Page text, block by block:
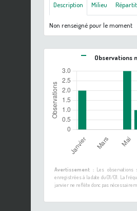
Description Milieu
Non renseigné pour le moment
Observations
Avertissement :Les observations
enregistrées à la date du 01/01. La
janvier ne reflète donc pas